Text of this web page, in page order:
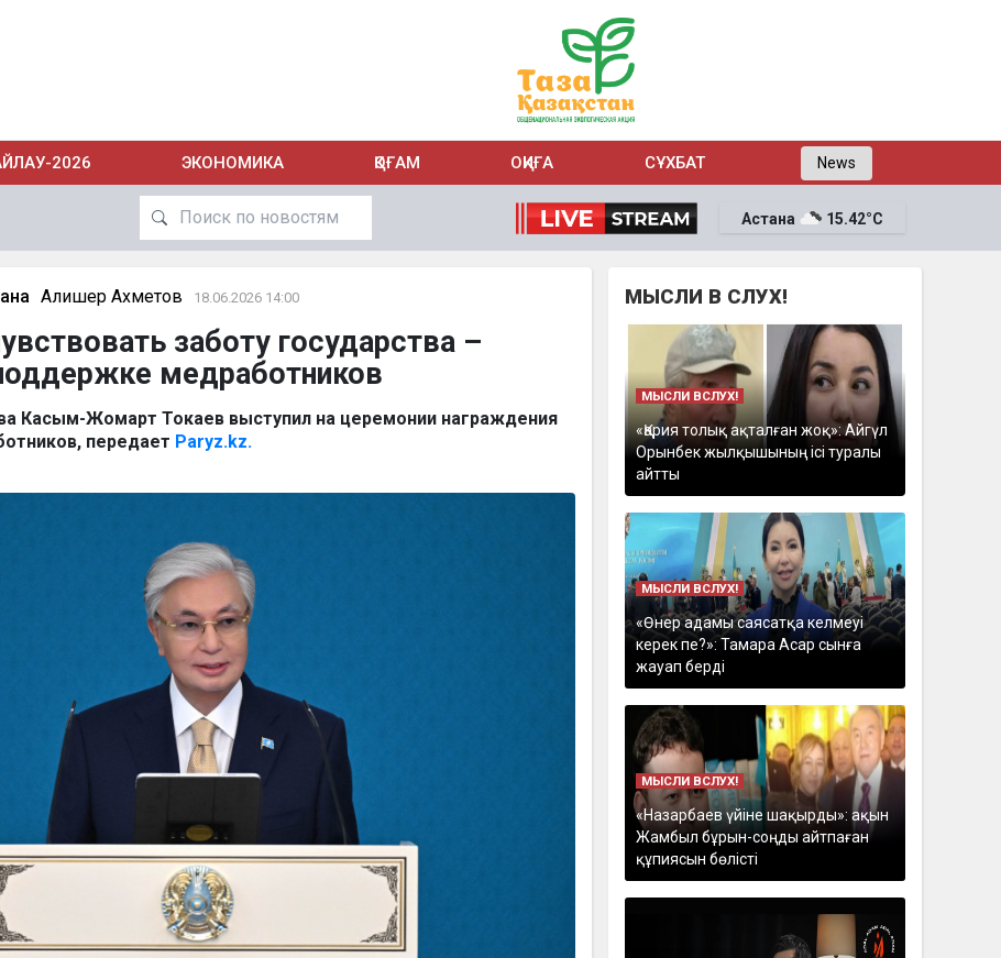
2026 ЭКОНОМИКА ҚОҒАМ ОҚИҒА СҰХБАТ News
Астана 15.42°C
Алишер Ахметов 18.06.2026 14:00
заботу государства –
медработников
Касым-Жомарт Токаев выступил на церемонии награждения
передает Paryz.kz.
МЫСЛИ В СЛУХ!
МЫСЛИ ВСЛУХ!
«Қария толық ақталған жоқ»: Айгүл
Орынбек жылқышының ісі туралы
айтты
МЫСЛИ ВСЛУХ!
«Өнер адамы саясатқа келмеуі
керек пе?»: Тамара Асар сынға
жауап берді
МЫСЛИ ВСЛУХ!
«Назарбаев үйіне шақырды»: ақын
Жамбыл бұрын-соңды айтпаған
құпиясын бөлісті